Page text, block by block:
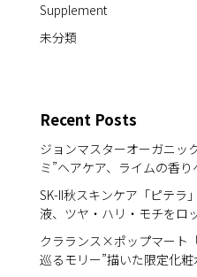
Supplement
未分類
Recent Posts
ジョンマスターオーガニッ
ミ”ヘアケア、ライムの香
SK-II秋スキンケア「ピテラ
液、ツヤ・ハリ・モチをロ
クラランス×ポップマート
巡るモリー”描いた限定化